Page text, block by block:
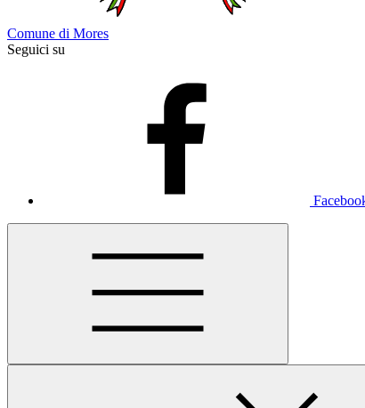
Comune di Mores
Seguici su